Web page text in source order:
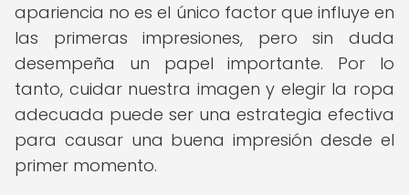
apariencia no es el único factor que influye en
las primeras impresiones, pero sin duda
desempeña un papel importante. Por lo
tanto, cuidar nuestra imagen y elegir la ropa
adecuada puede ser una estrategia efectiva
para causar una buena impresión desde el
primer momento.